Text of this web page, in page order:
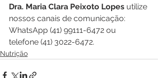
Dra. Maria Clara Peixoto Lopes utilize
nossos canais de comunicação:
WhatsApp (41) 99111-6472 ou
telefone (41) 3022-6472.
Nutrição